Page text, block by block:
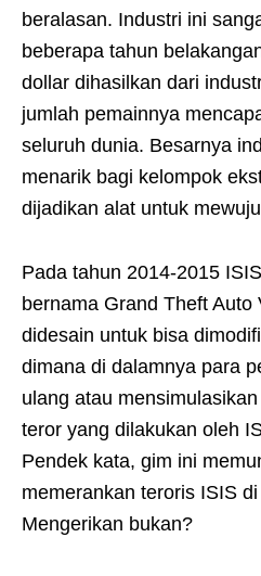
beralasan. Industri ini
beberapa tahun
dollar dihasilkan dari
jumlah pemainnya
seluruh dunia. Besarnya
menarik bagi kelompok
dijadikan alat untuk
Pada tahun 2014-2015
bernama Grand Theft Auto
didesain untuk bisa
dimana di dalamnya para
ulang atau
teror yang dilakukan oleh
Pendek kata, gim ini
memerankan teroris ISIS
Mengerikan bukan?